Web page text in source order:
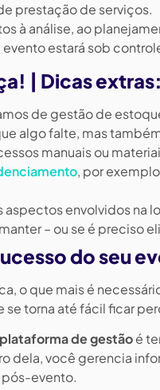
prestação de serviços.
à análise, ao
estará sob
| Dicas extras:
de gestão de
algo falte, mas
manuais ou
, por
aspectos envolvidos na
– ou se é preciso
do seu
o que mais é
se torna até fácil ficar
plataforma de gestãoé
dela, você gerencia
pós-evento.